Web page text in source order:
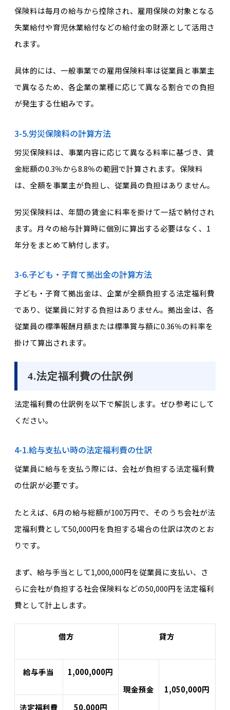
保険料は毎月の給与から控除され、雇用保険の対象となる
失業給付や育児休業給付などの給付金の財源として活用さ
れます。
具体的には、一般事業での雇用保険料率は従業員と事業主
で異なるため、各企業の業種に応じて異なる割合での負担
が発生する仕組みです。
3-5.労災保険料の計算方法
労災保険料は、事業内容に応じて異なる料率に基づき、賃
金総額の0.3％から8.8％の範囲で計算されます。保険料
は、全額を事業主が負担し、従業員の負担はありません。
労災保険料は、年間の賃金に料率を掛けて一括で納付され
ます。月々の給与計算時に個別に算出する必要はなく、1
年分をまとめて納付します。
3-6.子ども・子育て拠出金の計算方法
子ども・子育て拠出金は、企業が全額負担する法定福利費
であり、従業員に対する負担はありません。拠出金は、各
従業員の標準報酬月額または標準賞与額に0.36％の料率を
掛けて算出されます。
4.法定福利費の仕訳例
法定福利費の仕訳例を以下で解説します。ぜひ参考にして
ください。
4-1.給与支払い時の法定福利費の仕訳
従業員に給与を支払う際には、会社が負担する法定福利費
の仕訳が必要です。
たとえば、6月の給与総額が100万円で、そのうち会社が法
定福利費として50,000円を負担する場合の仕訳は次のとお
りです。
まず、給与手当として1,000,000円を従業員に支払い、さ
らに会社が負担する社会保険料などの50,000円を法定福利
費として計上します。
借方 貸方
給与手当
1,000,000円
現金預金
1,050,000円
法定福利費
50,000円